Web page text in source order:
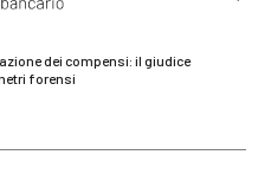
del TUF
dei compensi: il giudice
forensi